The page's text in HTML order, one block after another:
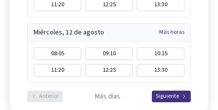
11:20
12:25 13:30
Miércoles, 12 de agosto Más horas
08:05 09:10
10:15
11:20
12:25 13:30
Anterior Más días Siguiente